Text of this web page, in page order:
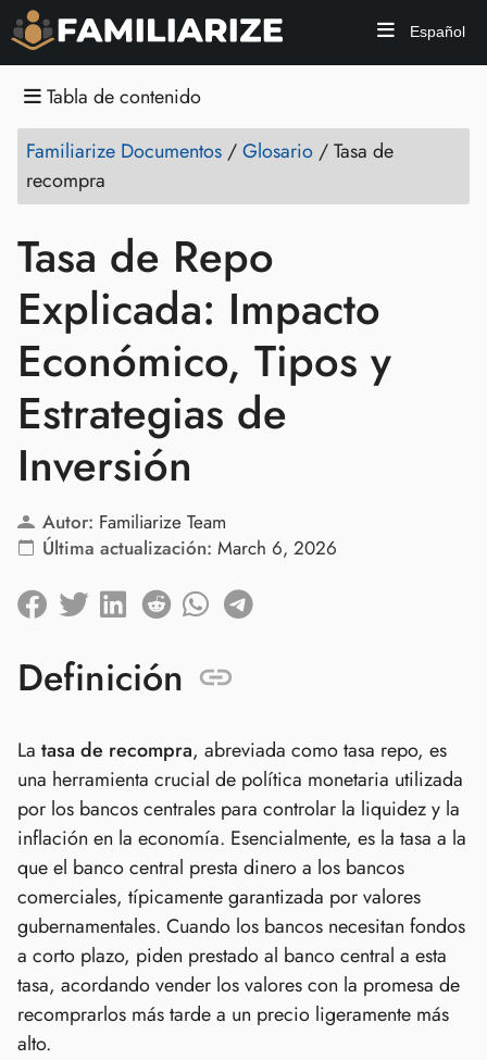
Español
Tabla de contenido
Familiarize Documentos /Glosario /Tasa de
recompra
Tasa de Repo
Explicada: Impacto
Económico, Tipos y
Estrategias de
Inversión
Autor: Familiarize Team
Última actualización: March 6, 2026
Definición
La tasa de recompra, abreviada como tasa repo, es
una herramienta crucial de política monetaria utilizada
por los bancos centrales para controlar la liquidez y la
inflación en la economía. Esencialmente, es la tasa a la
que el banco central presta dinero a los bancos
comerciales, típicamente garantizada por valores
gubernamentales. Cuando los bancos necesitan fondos
a corto plazo, piden prestado al banco central a esta
tasa, acordando vender los valores con la promesa de
recomprarlos más tarde a un precio ligeramente más
alto.